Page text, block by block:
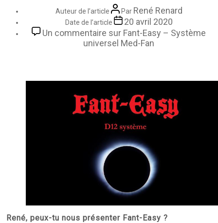
Auteur de l’article Par René Renard
Date de l’article
20 avril 2020
Un commentaire sur Fant-Easy – Système
universel Med-Fan
René, peux-tu nous présenter Fant-Easy ?